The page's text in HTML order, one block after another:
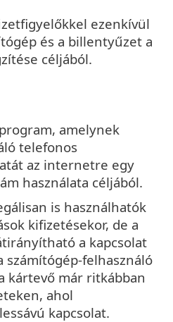
ezenkívül
és a billentyűzet a
céljából.
amelynek
telefonos
az internetre egy
használata céljából.
is használhatók
kifizetésekor, de a
a kapcsolat
számítógép-felhasználó
kártevő már ritkábban
ahol
kapcsolat.